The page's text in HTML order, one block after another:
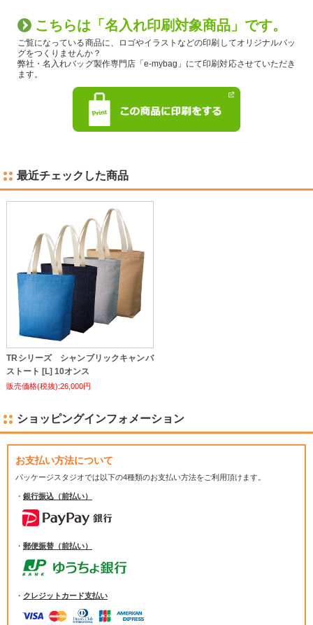
こちらは「名入れ印刷対象商品」です。
ご覧になっている商品に、ロゴやイラストなどの印刷してオリジナルバッ
グをつくりませんか？
弊社・名入れバッグ製作専門店「e-mybag」にて印刷対応させていただき
ます。
最近チェックした商品
TRシリーズ シャンブリックキャンバ
ストート [L] 10オンス
販売価格(税抜):26,000円
ショッピングインフォメーション
お支払い方法について
パッケージスタジオでは以下の4種類のお支払い方法をご利用頂けます。
・ 銀行振込（前払い）
・ 郵便振替（前払い）
・ クレジットカード支払い